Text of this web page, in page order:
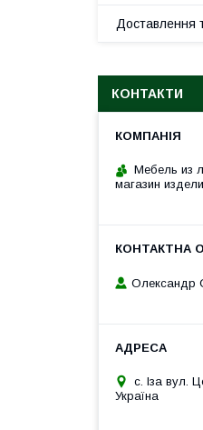
Доставлення
КОНТАКТИ
Мебель из
магазин
Олександр
с. Іза вул.
Україна